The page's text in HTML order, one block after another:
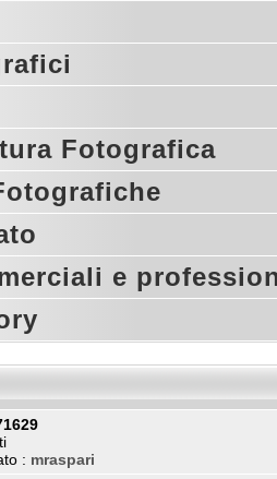
Fotografica
e
: mraspari